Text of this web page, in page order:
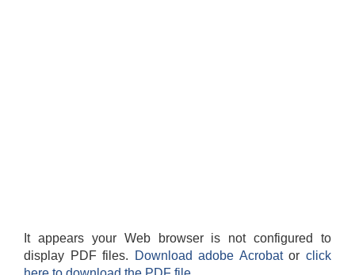
It appears your Web browser is not configured to
display PDF files.
Download adobe Acrobatorclick